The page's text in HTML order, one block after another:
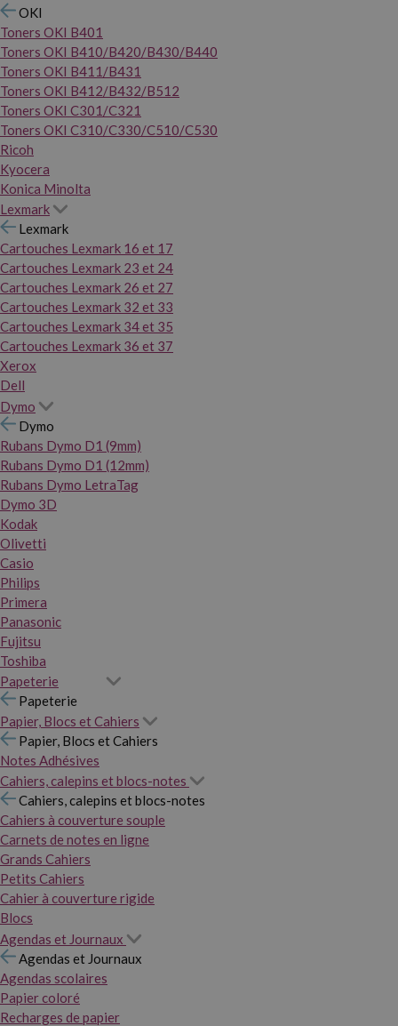
OKI
Toners OKI B401
Toners OKI B410/B420/B430/B440
Toners OKI B411/B431
Toners OKI B412/B432/B512
Toners OKI C301/C321
Toners OKI C310/C330/C510/C530
Ricoh
Kyocera
Konica Minolta
Lexmark
Lexmark
Cartouches Lexmark 16 et 17
Cartouches Lexmark 23 et 24
Cartouches Lexmark 26 et 27
Cartouches Lexmark 32 et 33
Cartouches Lexmark 34 et 35
Cartouches Lexmark 36 et 37
Xerox
Dell
Dymo
Dymo
Rubans Dymo D1 (9mm)
Rubans Dymo D1 (12mm)
Rubans Dymo LetraTag
Dymo 3D
Kodak
Olivetti
Casio
Philips
Primera
Panasonic
Fujitsu
Toshiba
Papeterie
Papeterie
Papier, Blocs et Cahiers
Papier, Blocs et Cahiers
Notes Adhésives
Cahiers, calepins et blocs-notes
Cahiers, calepins et blocs-notes
Cahiers à couverture souple
Carnets de notes en ligne
Grands Cahiers
Petits Cahiers
Cahier à couverture rigide
Blocs
Agendas et Journaux
Agendas et Journaux
Agendas scolaires
Papier coloré
Recharges de papier